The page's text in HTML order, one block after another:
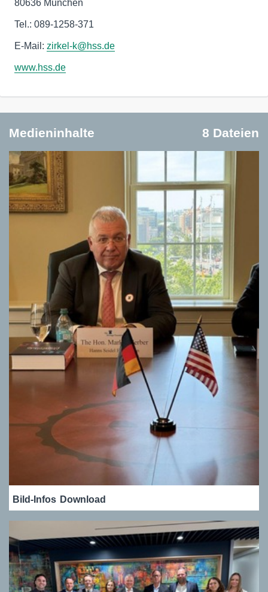
80636 München
Tel.: 089-1258-371
E-Mail: zirkel-k@hss.de
www.hss.de
Medieninhalte 8 Dateien
Bild-Infos Download